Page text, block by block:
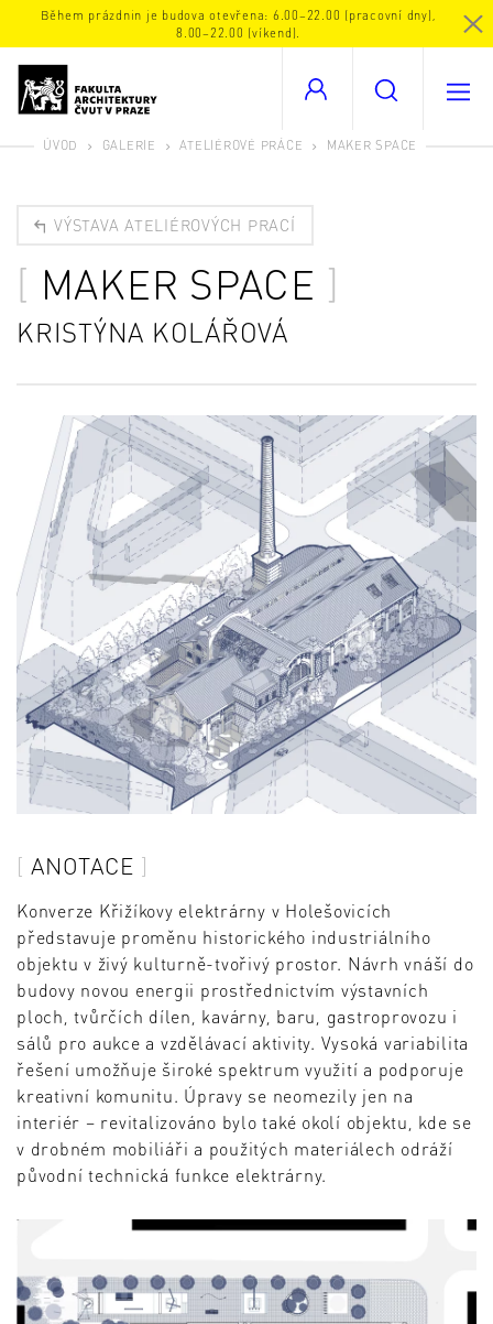
Během prázdnin je budova otevřena: 6.00–22.00 (pracovní dny),
8.00–22.00 (víkend).
ÚVOD GALERIE ATELIÉROVÉ PRÁCE MAKER SPACE
VÝSTAVA ATELIÉROVÝCH PRACÍ
MAKER SPACE
KRISTÝNA KOLÁŘOVÁ
ANOTACE
Konverze Křižíkovy elektrárny v Holešovicích
představuje proměnu historického industriálního
objektu v živý kulturně-tvořivý prostor. Návrh vnáší do
budovy novou energii prostřednictvím výstavních
ploch, tvůrčích dílen, kavárny, baru, gastroprovozu i
sálů pro aukce a vzdělávací aktivity. Vysoká variabilita
řešení umožňuje široké spektrum využití a podporuje
kreativní komunitu. Úpravy se neomezily jen na
interiér – revitalizováno bylo také okolí objektu, kde se
v drobném mobiliáři a použitých materiálech odráží
původní technická funkce elektrárny.